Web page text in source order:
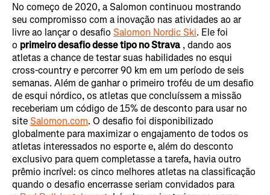
No começo de 2020, a Salomon continuou mostrando
seu compromisso com a inovação nas atividades ao ar
livre ao lançar o desafioSalomon Nordic Ski. Ele foi
o primeiro desafio desse tipo no Strava , dando aos
atletas a chance de testar suas habilidades no esqui
cross-country e percorrer 90 km em um período de seis
semanas. Além de ganhar o primeiro troféu de um desafio
de esqui nórdico, os atletas que concluíssem a missão
receberiam um código de 15% de desconto para usar no
siteSalomon.com. O desafio foi disponibilizado
globalmente para maximizar o engajamento de todos os
atletas interessados no esporte e, além do desconto
exclusivo para quem completasse a tarefa, havia outro
prêmio incrível: os cinco melhores atletas na classificação
quando o desafio encerrasse seriam convidados para